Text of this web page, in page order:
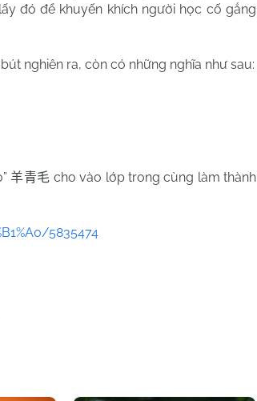
đó để khuyến khích người học cố gắng
nghiên ra, còn có những nghĩa như sau:
羊青毛 cho vào lớp trong cùng làm thành
5835474